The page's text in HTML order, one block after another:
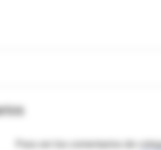
Para ver los comentarios de